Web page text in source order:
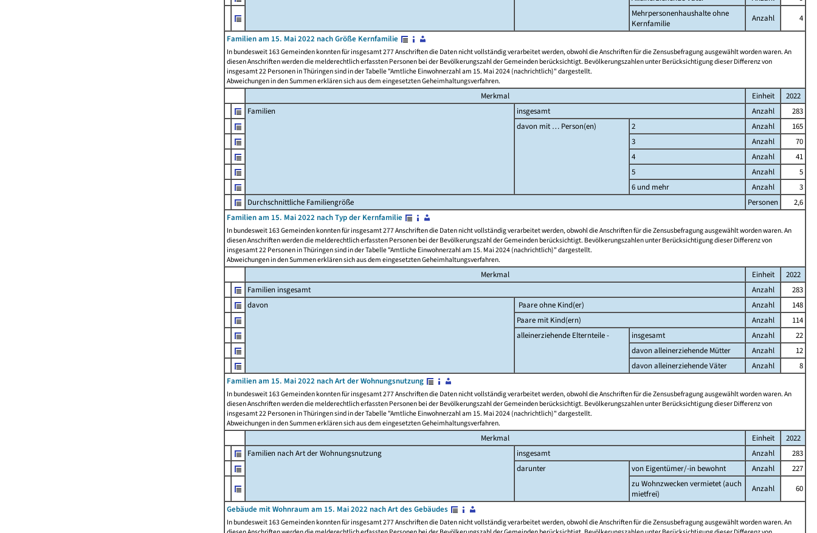
Mehrpersonenhaushalte ohne
Kernfamilie
Anzahl
4
Familien am 15. Mai 2022 nach Größe Kernfamilie
In bundesweit 163 Gemeinden konnten für insgesamt 277 Anschriften die Daten nicht vollständig verarbeitet werden, obwohl die Anschriften für die Zensusbefragung ausgewählt worden waren. An
diesen Anschriften werden die melderechtlich erfassten Personen bei der Bevölkerungszahl der Gemeinden berücksichtigt. Bevölkerungszahlen unter Berücksichtigung dieser Differenz von
insgesamt 22 Personen in Thüringen sind in der Tabelle "Amtliche Einwohnerzahl am 15. Mai 2024 (nachrichtlich)" dargestellt.
Abweichungen in den Summen erklären sich aus dem eingesetzten Geheimhaltungsverfahren.
Merkmal Einheit
2022
Familien
insgesamt Anzahl
283
davon mit … Person(en)
2 Anzahl
165
3
Anzahl
70
4
Anzahl
41
5
Anzahl
5
6 und mehr
Anzahl
3
Durchschnittliche Familiengröße
Personen
2,6
Familien am 15. Mai 2022 nach Typ der Kernfamilie
In bundesweit 163 Gemeinden konnten für insgesamt 277 Anschriften die Daten nicht vollständig verarbeitet werden, obwohl die Anschriften für die Zensusbefragung ausgewählt worden waren. An
diesen Anschriften werden die melderechtlich erfassten Personen bei der Bevölkerungszahl der Gemeinden berücksichtigt. Bevölkerungszahlen unter Berücksichtigung dieser Differenz von
insgesamt 22 Personen in Thüringen sind in der Tabelle "Amtliche Einwohnerzahl am 15. Mai 2024 (nachrichtlich)" dargestellt.
Abweichungen in den Summen erklären sich aus dem eingesetzten Geheimhaltungsverfahren.
Merkmal Einheit
2022
Familien insgesamt
Anzahl
283
davon
Paare ohne Kind(er) Anzahl
148
Paare mit Kind(ern)
Anzahl
114
alleinerziehende Elternteile -
insgesamt Anzahl
22
davon alleinerziehende Mütter
Anzahl
12
davon alleinerziehende Väter
Anzahl
8
Familien am 15. Mai 2022 nach Art der Wohnungsnutzung
In bundesweit 163 Gemeinden konnten für insgesamt 277 Anschriften die Daten nicht vollständig verarbeitet werden, obwohl die Anschriften für die Zensusbefragung ausgewählt worden waren. An
diesen Anschriften werden die melderechtlich erfassten Personen bei der Bevölkerungszahl der Gemeinden berücksichtigt. Bevölkerungszahlen unter Berücksichtigung dieser Differenz von
insgesamt 22 Personen in Thüringen sind in der Tabelle "Amtliche Einwohnerzahl am 15. Mai 2024 (nachrichtlich)" dargestellt.
Abweichungen in den Summen erklären sich aus dem eingesetzten Geheimhaltungsverfahren.
Merkmal Einheit
2022
Familien nach Art der Wohnungsnutzung
insgesamt Anzahl
283
darunter
von Eigentümer/-in bewohnt Anzahl
227
zu Wohnzwecken vermietet (auch
mietfrei)
Anzahl
60
Gebäude mit Wohnraum am 15. Mai 2022 nach Art des Gebäudes
In bundesweit 163 Gemeinden konnten für insgesamt 277 Anschriften die Daten nicht vollständig verarbeitet werden, obwohl die Anschriften für die Zensusbefragung ausgewählt worden waren. An